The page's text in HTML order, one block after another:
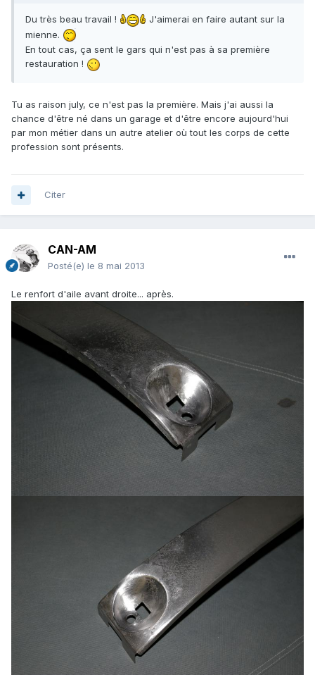
Du très beau travail !
J'aimerai en faire autant sur la
mienne.
En tout cas, ça sent le gars qui n'est pas à sa première
restauration !
Tu as raison july, ce n'est pas la première. Mais j'ai aussi la
chance d'être né dans un garage et d'être encore aujourd'hui
par mon métier dans un autre atelier où tout les corps de cette
profession sont présents.
Citer
CAN-AM
Posté(e) le 8 mai 2013
Le renfort d'aile avant droite... après.